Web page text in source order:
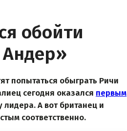
обойти
Андер»
попытаться обыграть Ричи
сегодня оказался первым
лидера. А вот британец и
соответственно.